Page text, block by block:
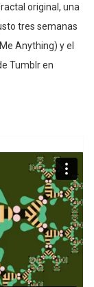
original, una
tres semanas
Anything) y el
Tumblr en